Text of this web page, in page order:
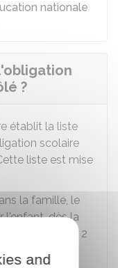
nationale
?
établit la liste
scolaire
liste est mise
la famille, le
l'enfant, dès la
tous les 2
de
and